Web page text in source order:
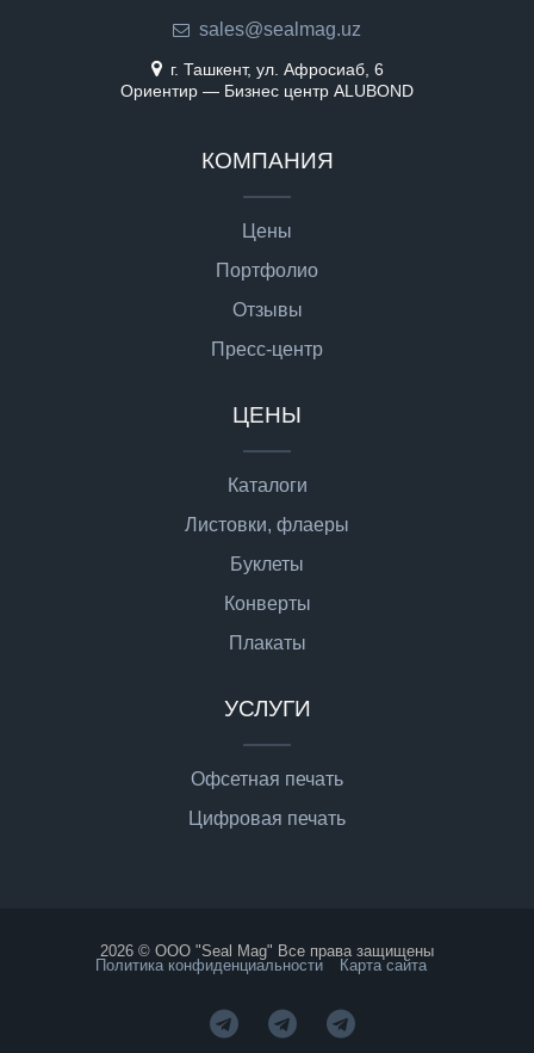
sales@sealmag.uz
г. Ташкент, ул. Афросиаб, 6
Ориентир — Бизнес центр ALUBOND
КОМПАНИЯ
Цены
Портфолио
Отзывы
Пресс-центр
ЦЕНЫ
Каталоги
Листовки, флаеры
Буклеты
Конверты
Плакаты
УСЛУГИ
Офсетная печать
Цифровая печать
2026 © ООО "Seal Mag" Все права защищены
Политика конфиденциальности
Карта сайта